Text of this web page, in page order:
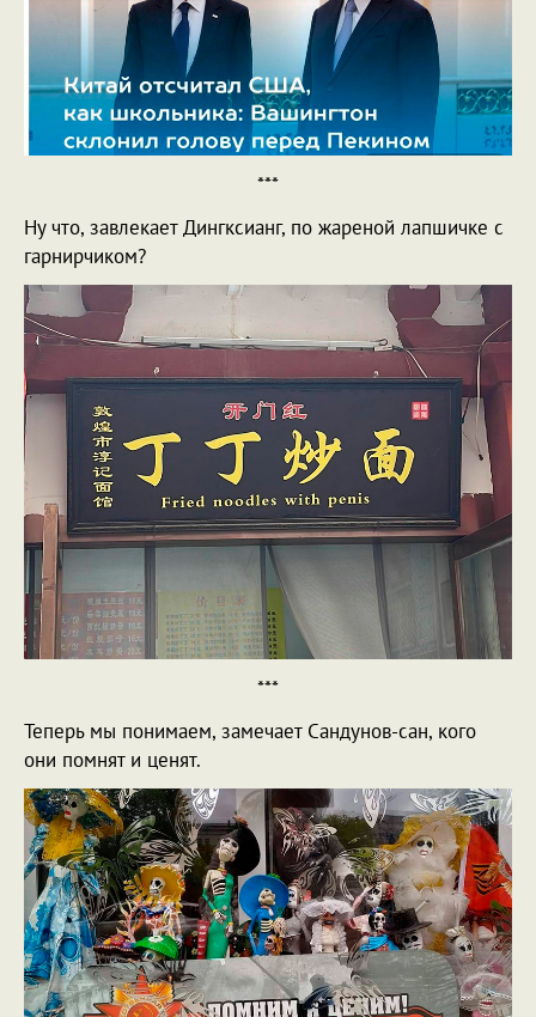
***
Ну что, завлекает Дингксианг, по жареной лапшичке с
гарнирчиком?
***
Теперь мы понимаем, замечает Сандунов-сан, кого
они помнят и ценят.